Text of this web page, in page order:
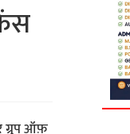
ग्रुप ऑफ़